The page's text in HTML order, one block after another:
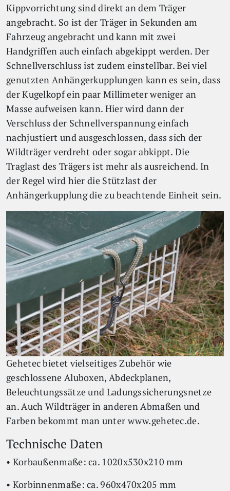
Kippvorrichtung sind direkt an dem Träger
angebracht. So ist der Träger in Sekunden am
Fahrzeug angebracht und kann mit zwei
Handgriffen auch einfach abgekippt werden. Der
Schnellverschluss ist zudem einstellbar. Bei viel
genutzten Anhängerkupplungen kann es sein, dass
der Kugelkopf ein paar Millimeter weniger an
Masse aufweisen kann. Hier wird dann der
Verschluss der Schnellverspannung einfach
nachjustiert und ausgeschlossen, dass sich der
Wildträger verdreht oder sogar abkippt. Die
Traglast des Trägers ist mehr als ausreichend. In
der Regel wird hier die Stützlast der
Anhängerkupplung die zu beachtende Einheit sein.
Gehetec bietet vielseitiges Zubehör wie
geschlossene Aluboxen, Abdeckplanen,
Beleuchtungssätze und Ladungssicherungsnetze
an. Auch Wildträger in anderen Abmaßen und
Farben bekommt man unter www.gehetec.de.
Technische Daten
• Korbaußenmaße: ca. 1020x530x210 mm
• Korbinnenmaße: ca. 960x470x205 mm